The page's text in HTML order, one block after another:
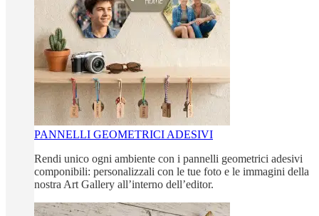
PANNELLI GEOMETRICI ADESIVI
Rendi unico ogni ambiente con i pannelli geometrici adesivi
componibili: personalizzali con le tue foto e le immagini della
nostra Art Gallery all’interno dell’editor.